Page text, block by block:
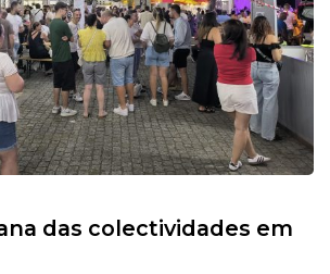
das colectividades em